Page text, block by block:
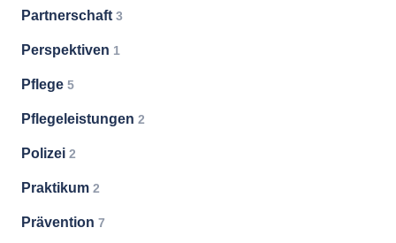
Partnerschaft 3
Perspektiven 1
Pflege 5
Pflegeleistungen 2
Polizei 2
Praktikum 2
Prävention 7